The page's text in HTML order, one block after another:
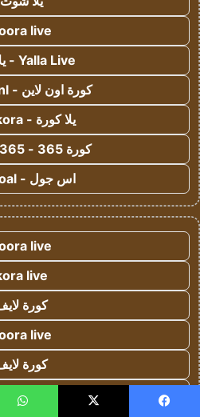
live
Yalla Live - يلا لايف
كورة اون لاين - koora onl
يلا كورة - yallakora
كورة 365 - kooora 365
اس جول - AS Goal
live
live
كورة
live
كورة
koora live